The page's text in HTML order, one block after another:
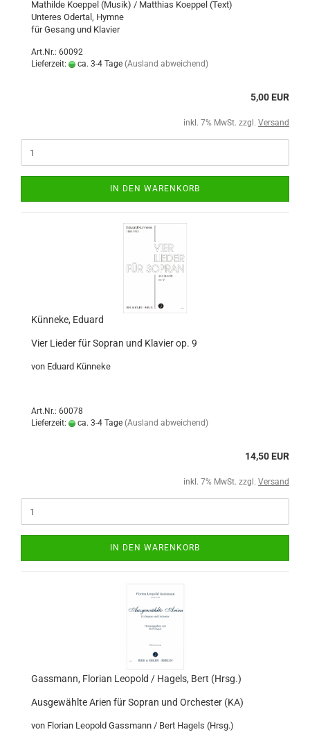
Mathilde Koeppel (Musik) / Matthias Koeppel (Text)
Unteres Odertal, Hymne
für Gesang und Klavier
Art.Nr.: 60092
Lieferzeit:
ca. 3-4 Tage (Ausland abweichend)
5,00 EUR
inkl. 7% MwSt. zzgl. Versand
IN DEN WARENKORB
Künneke, Eduard
Vier Lieder für Sopran und Klavier op. 9
von Eduard Künneke
Art.Nr.: 60078
Lieferzeit:
ca. 3-4 Tage (Ausland abweichend)
14,50 EUR
inkl. 7% MwSt. zzgl. Versand
IN DEN WARENKORB
Gassmann, Florian Leopold / Hagels, Bert (Hrsg.)
Ausgewählte Arien für Sopran und Orchester (KA)
von Florian Leopold Gassmann / Bert Hagels (Hrsg.)